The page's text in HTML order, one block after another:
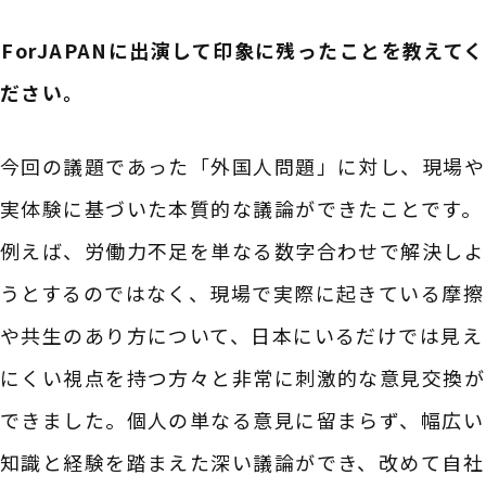
――ForJAPANに出演して印象に残ったことを教えてく
ださい。
今回の議題であった「外国人問題」に対し、現場や
実体験に基づいた本質的な議論ができたことです。
例えば、労働力不足を単なる数字合わせで解決しよ
うとするのではなく、現場で実際に起きている摩擦
や共生のあり方について、日本にいるだけでは見え
にくい視点を持つ方々と非常に刺激的な意見交換が
できました。個人の単なる意見に留まらず、幅広い
知識と経験を踏まえた深い議論ができ、改めて自社